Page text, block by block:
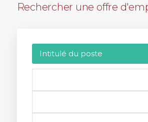
Rechercher une offre